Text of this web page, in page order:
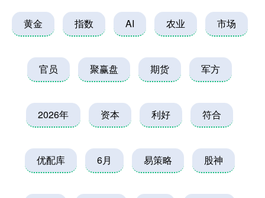
黄金 指数 AI 农业 市场
官员 聚赢盘 期货 军方
2026年 资本 利好 符合
优配库 6月 易策略 股神